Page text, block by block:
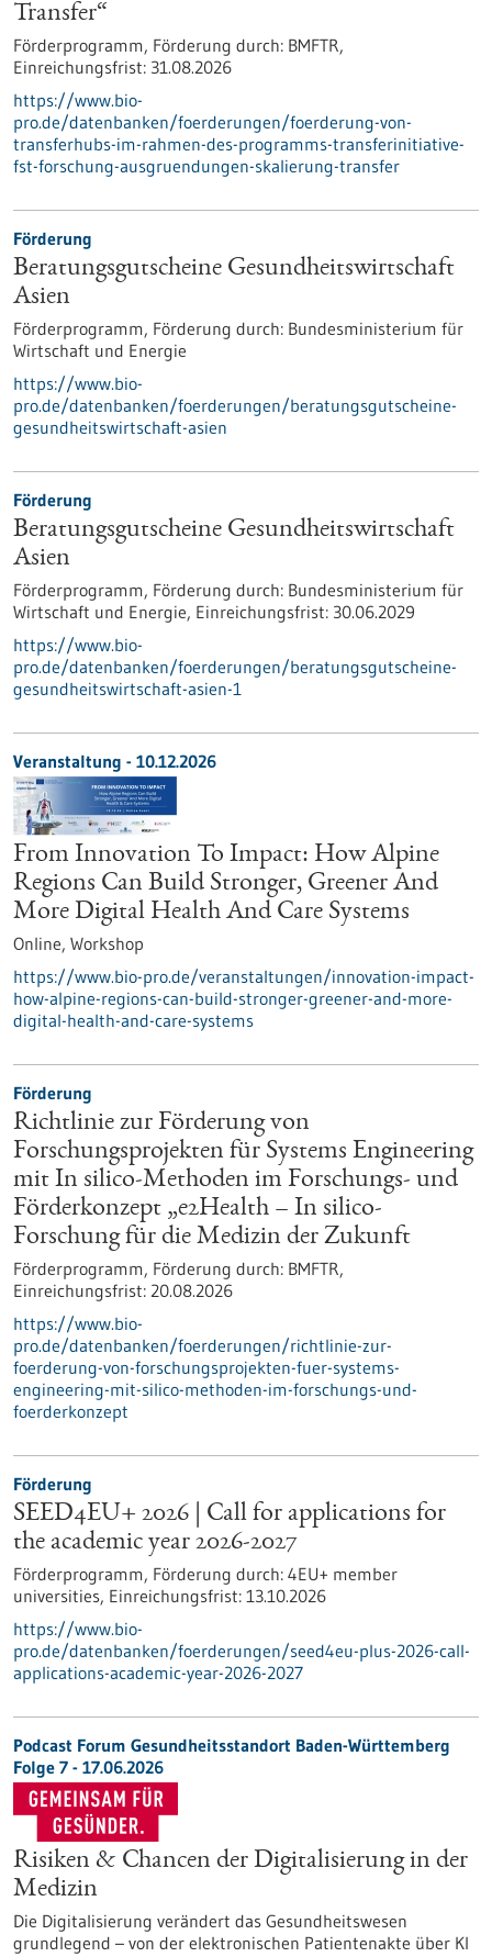
Transfer“
Förderprogramm, Förderung durch: BMFTR,
Einreichungsfrist: 31.08.2026
https://www.bio-
pro.de/datenbanken/foerderungen/foerderung-von-
transferhubs-im-rahmen-des-programms-transferinitiative-
fst-forschung-ausgruendungen-skalierung-transfer
Förderung
Beratungsgutscheine Gesundheitswirtschaft
Asien
Förderprogramm, Förderung durch: Bundesministerium für
Wirtschaft und Energie
https://www.bio-
pro.de/datenbanken/foerderungen/beratungsgutscheine-
gesundheitswirtschaft-asien
Förderung
Beratungsgutscheine Gesundheitswirtschaft
Asien
Förderprogramm, Förderung durch: Bundesministerium für
Wirtschaft und Energie, Einreichungsfrist: 30.06.2029
https://www.bio-
pro.de/datenbanken/foerderungen/beratungsgutscheine-
gesundheitswirtschaft-asien-1
Veranstaltung - 10.12.2026
From Innovation To Impact: How Alpine
Regions Can Build Stronger, Greener And
More Digital Health And Care Systems
Online, Workshop
https://www.bio-pro.de/veranstaltungen/innovation-impact-
how-alpine-regions-can-build-stronger-greener-and-more-
digital-health-and-care-systems
Förderung
Richtlinie zur Förderung von
Forschungsprojekten für Systems Engineering
mit In silico-Methoden im Forschungs- und
Förderkonzept „e2Health – In silico-
Forschung für die Medizin der Zukunft
Förderprogramm, Förderung durch: BMFTR,
Einreichungsfrist: 20.08.2026
https://www.bio-
pro.de/datenbanken/foerderungen/richtlinie-zur-
foerderung-von-forschungsprojekten-fuer-systems-
engineering-mit-silico-methoden-im-forschungs-und-
foerderkonzept
Förderung
SEED4EU+ 2026 | Call for applications for
the academic year 2026-2027
Förderprogramm, Förderung durch: 4EU+ member
universities, Einreichungsfrist: 13.10.2026
https://www.bio-
pro.de/datenbanken/foerderungen/seed4eu-plus-2026-call-
applications-academic-year-2026-2027
Podcast Forum Gesundheitsstandort Baden-Württemberg
Folge 7 - 17.06.2026
Risiken & Chancen der Digitalisierung in der
Medizin
Die Digitalisierung verändert das Gesundheitswesen
grundlegend – von der elektronischen Patientenakte über KI